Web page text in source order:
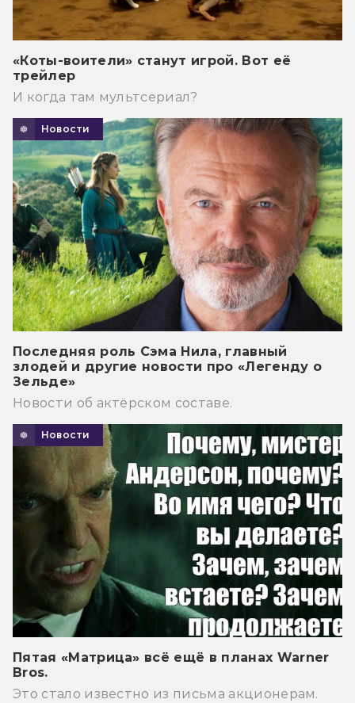
«Коты-воители» станут игрой. Вот её
трейлер
И когда там мультсериал?
Новости
Последняя роль Сэма Нила, главный
злодей и другие новости про «Легенду о
Зельде»
Новости об актёрском составе.
Новости
Пятая «Матрица» всё ещё в планах Warner
Bros.
Это стало известно из письма акционерам.